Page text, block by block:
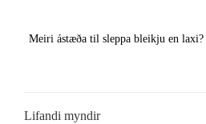
Meiri ástæða til sleppa bleikju en laxi?
Lifandi myndir